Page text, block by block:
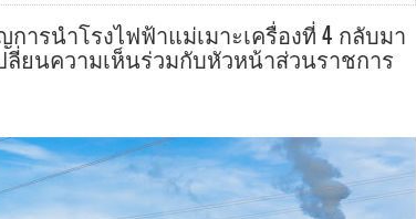
ารนำโรงไฟฟ้าแม่เมาะเครื่องที่ 4 กลับมา
ลี่ยนความเห็นร่วมกับหัวหน้าส่วนราชการ